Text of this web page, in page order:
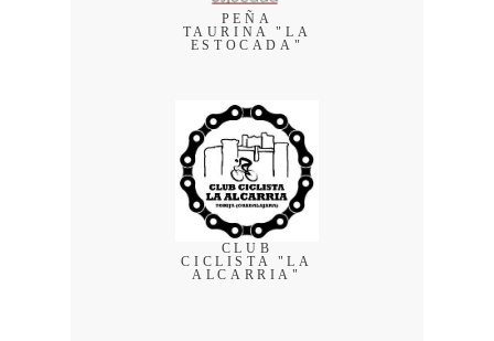
PEÑA
TAURINA "LA
ESTOCADA"
CLUB
CICLISTA "LA
ALCARRIA"